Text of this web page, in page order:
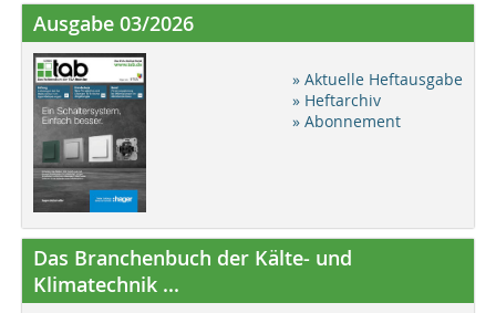
Ausgabe 03/2026
» Aktuelle Heftausgabe
» Heftarchiv
» Abonnement
Das Branchenbuch der Kälte- und
Klimatechnik ...